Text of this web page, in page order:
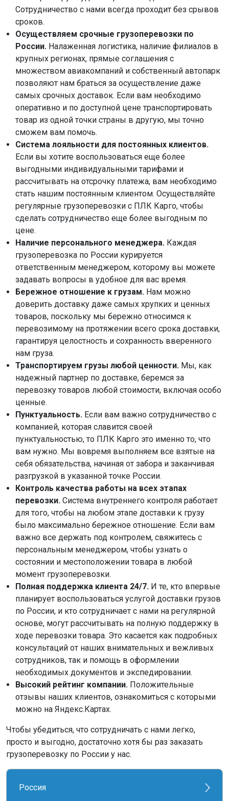
Россия
Сотрудничество с нами всегда проходит без срывов
сроков.
Осуществляем срочные грузоперевозки по
России. Налаженная логистика, наличие филиалов в
крупных регионах, прямые соглашения с
множеством авиакомпаний и собственный автопарк
позволяют нам браться за осуществление даже
самых срочных доставок. Если вам необходимо
оперативно и по доступной цене транспортировать
товар из одной точки страны в другую, мы точно
сможем вам помочь.
Система лояльности для постоянных клиентов.
Если вы хотите воспользоваться еще более
выгодными индивидуальными тарифами и
рассчитывать на отсрочку платежа, вам необходимо
стать нашим постоянным клиентом. Осуществляйте
регулярные грузоперевозки с ПЛК Карго, чтобы
сделать сотрудничество еще более выгодным по
цене.
Наличие персонального менеджера. Каждая
грузоперевозка по России курируется
ответственным менеджером, которому вы можете
задавать вопросы в удобное для вас время.
Бережное отношение к грузам. Нам можно
доверить доставку даже самых хрупких и ценных
товаров, поскольку мы бережно относимся к
перевозимому на протяжении всего срока доставки,
гарантируя целостность и сохранность вверенного
нам груза.
Транспортируем грузы любой ценности. Мы, как
надежный партнер по доставке, беремся за
перевозку товаров любой стоимости, включая особо
ценные.
Пунктуальность. Если вам важно сотрудничество с
компанией, которая славится своей
пунктуальностью, то ПЛК Карго это именно то, что
вам нужно. Мы вовремя выполняем все взятые на
себя обязательства, начиная от забора и заканчивая
разгрузкой в указанной точке России.
Контроль качества работы на всех этапах
перевозки. Система внутреннего контроля работает
для того, чтобы на любом этапе доставки к грузу
было максимально бережное отношение. Если вам
важно все держать под контролем, свяжитесь с
персональным менеджером, чтобы узнать о
состоянии и местоположении товара в любой
момент грузоперевозки.
Полная поддержка клиента 24/7. И те, кто впервые
планирует воспользоваться услугой доставки грузов
по России, и кто сотрудничает с нами на регулярной
основе, могут рассчитывать на полную поддержку в
ходе перевозки товара. Это касается как подробных
консультаций от наших внимательных и вежливых
сотрудников, так и помощь в оформлении
необходимых документов и экспедировании.
Высокий рейтинг компании. Положительные
отзывы наших клиентов, ознакомиться с которыми
можно на Яндекс.Картах.
Чтобы убедиться, что сотрудничать с нами легко,
просто и выгодно, достаточно хотя бы раз заказать
грузоперевозку по России у нас.